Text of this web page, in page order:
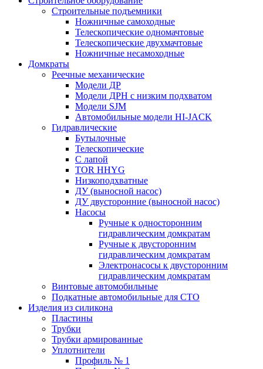
Строительные подъемники
Ножничные самоходные
Телескопические одномачтовые
Телескопические двухмачтовые
Ножничные несамоходные
Домкраты
Реечные механические
Модели ДР
Модели ДРН с низким подхватом
Модели SJM
Автомобильные модели HI-JACK
Гидравлические
Бутылочные
Телескопические
С лапой
TOR HHYG
Низкоподхватные
ДУ (выносной насос)
ДУ двусторонние (выносной насос)
Насосы
Ручные к односторонним
гидравлическим домкратам
Ручные к двусторонним
гидравлическим домкратам
Электронасосы к двусторонним
гидравлическим домкратам
Винтовые автомобильные
Подкатные автомобильные для СТО
Изделия из силикона
Пластины
Трубки
Трубки армированные
Уплотнители
Профиль № 1